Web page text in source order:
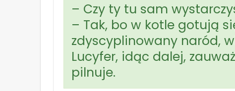
– Czy ty tu sam
– Tak, bo w kotle gotują
zdyscyplinowany naród,
Lucyfer, idąc dalej,
pilnuje.